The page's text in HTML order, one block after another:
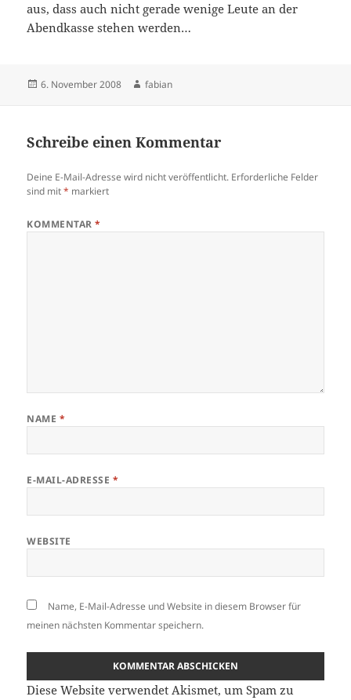
aus, dass auch nicht gerade wenige Leute an der
Abendkasse stehen werden…
Veröffentlicht
6. November 2008 Autor
fabian
Schreibe einen Kommentar
Deine E-Mail-Adresse wird nicht veröffentlicht. Erforderliche Felder
sind mit* markiert
KOMMENTAR*
NAME *
E-MAIL-ADRESSE *
WEBSITE
Name, E-Mail-Adresse und Website in diesem Browser für
meinen nächsten Kommentar speichern.
Diese Website verwendet Akismet, um Spam zu